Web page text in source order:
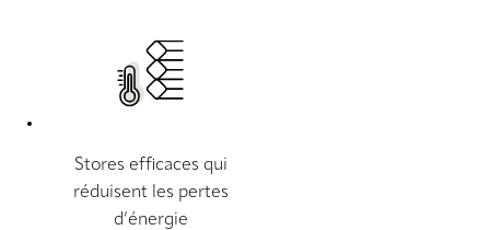
Stores efficaces qui
réduisent les pertes
d’énergie